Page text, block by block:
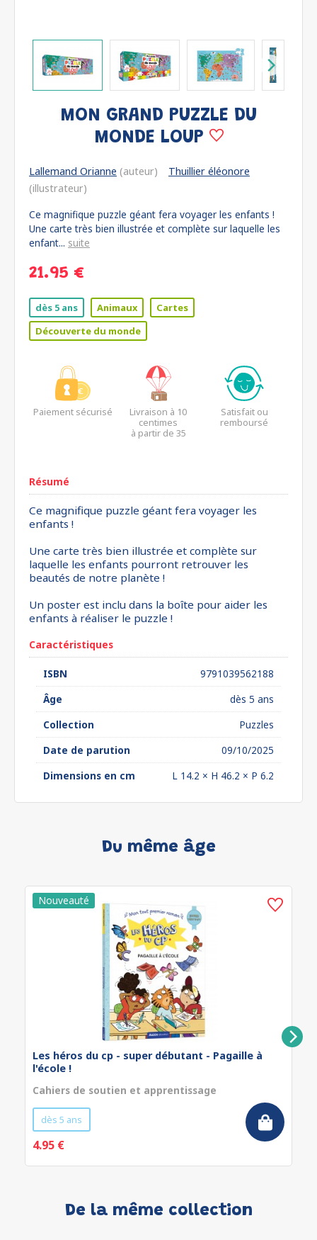
MON GRAND PUZZLE DU
MONDE LOUP
Lallemand Orianne (auteur)
Thuillier éléonore
(illustrateur)
Ce magnifique puzzle géant fera voyager les enfants !
Une carte très bien illustrée et complète sur laquelle les
enfant... suite
21.95 €
dès 5 ans Animaux
Cartes
Découverte du monde
Paiement sécurisé
Livraison à 10
centimes
à partir de 35
Satisfait ou
remboursé
Résumé
Ce magnifique puzzle géant fera voyager les
enfants !
Une carte très bien illustrée et complète sur
laquelle les enfants pourront retrouver les
beautés de notre planète !
Un poster est inclu dans la boîte pour aider les
enfants à réaliser le puzzle !
Caractéristiques
ISBN
9791039562188
Âge
dès 5 ans
Collection
Puzzles
Date de parution
09/10/2025
Dimensions en cm
L 14.2 × H 46.2 × P 6.2
Du même âge
Les héros du cp - super débutant - Pagaille à
l'école !
Cahiers de soutien et apprentissage
dès 5 ans
4.95 €
De la même collection